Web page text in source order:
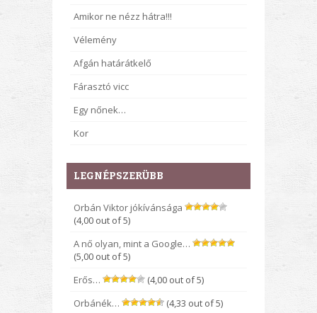
Amikor ne nézz hátra!!!
Vélemény
Afgán határátkelő
Fárasztó vicc
Egy nőnek…
Kor
LEGNÉPSZERÜBB
Orbán Viktor jókívánsága
(4,00 out of 5)
A nő olyan, mint a Google…
(5,00 out of 5)
Erős…
(4,00 out of 5)
Orbánék…
(4,33 out of 5)